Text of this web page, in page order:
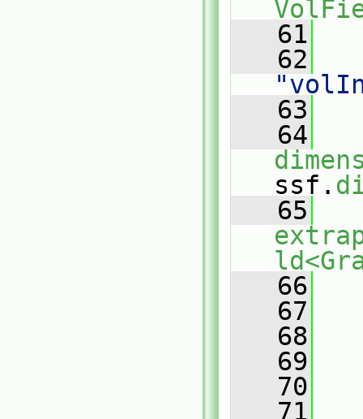
   61
   62
   63
   64
ssf.
   65
   66
   67
   68
   69
   70
   71